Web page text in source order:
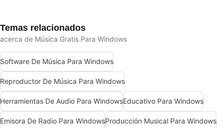
Temas relacionados
acerca de Música Gratis Para Windows
Software De Música Para Windows
Reproductor De Música Para Windows
Herramientas De Audio Para WindowsEducativo Para Windows
Emisora De Radio Para WindowsProducción Musical Para Windows